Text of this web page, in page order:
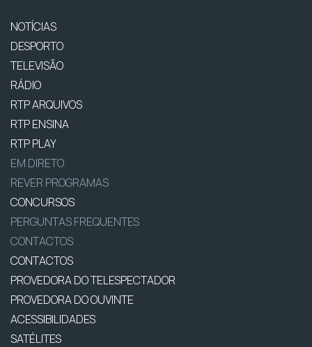
NOTÍCIAS
DESPORTO
TELEVISÃO
RÁDIO
RTP ARQUIVOS
RTP ENSINA
RTP PLAY
EM DIRETO
REVER PROGRAMAS
CONCURSOS
PERGUNTAS FREQUENTES
CONTACTOS
CONTACTOS
PROVEDORA DO TELESPECTADOR
PROVEDORA DO OUVINTE
ACESSIBILIDADES
SATÉLITES